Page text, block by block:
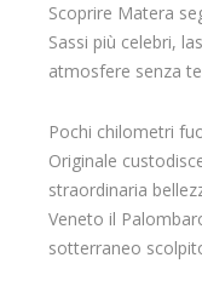
Scoprire Matera
Sassi più celebri,
atmosfere senza
Pochi chilometri
Originale
straordinaria
Veneto il
sotterraneo